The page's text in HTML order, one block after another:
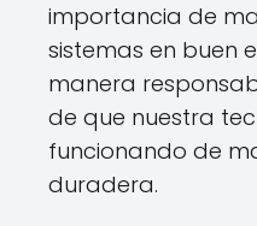
importancia de
sistemas en buen
manera
de que nuestra
funcionando de
duradera.